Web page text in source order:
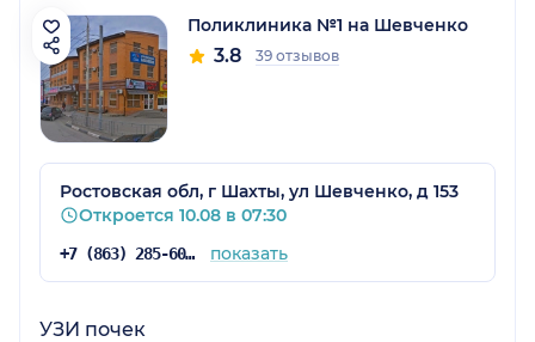
Поликлиника №1 на Шевченко
3.8 39 отзывов
Ростовская обл, г Шахты, ул Шевченко, д 153
Откроется 10.08 в 07:30
+7 (863) 285-60-66 показать
УЗИ почек